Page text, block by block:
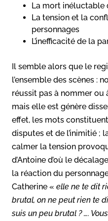
La mort inéluctable
La tension et la
personnages
L’inefficacité de la
Il semble alors que le
l’ensemble des scènes :
réussit pas à nommer ou
mais elle est génère
effet, les mots
disputes et de l’inimitié ;
calmer la tension
d’Antoine d’où le
la réaction du
Catherine « elle ne te dit
brutal, on ne peut rien te
suis un peu brutal ? ….